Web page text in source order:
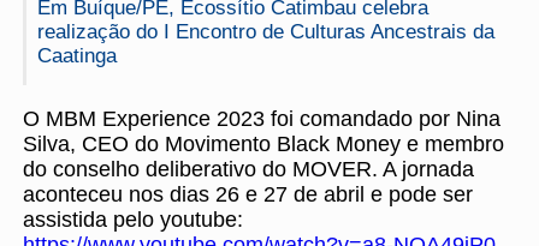
Em Buíque/PE, Ecossítio Catimbau celebra
realização do I Encontro de Culturas Ancestrais da
Caatinga
O MBM Experience 2023 foi comandado por Nina
Silva, CEO do Movimento Black Money e membro
do conselho deliberativo do MOVER. A jornada
aconteceu nos dias 26 e 27 de abril e pode ser
assistida pelo youtube: